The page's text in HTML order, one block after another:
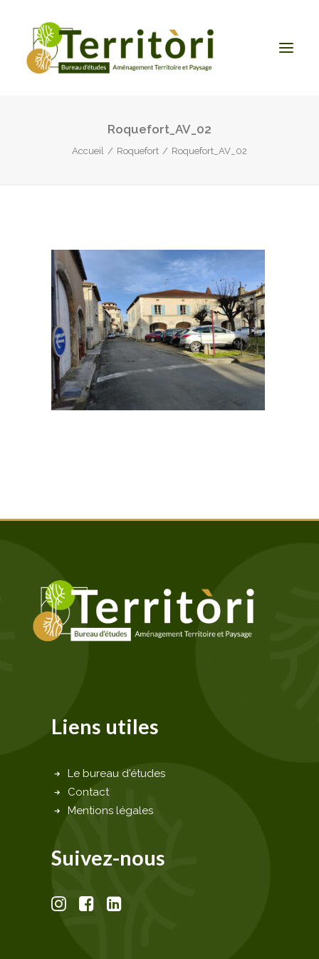
LE BUREAU
Roquefort_AV_02
Accueil Roquefort Roquefort_AV_02
Liens utiles
Le bureau d'études
Contact
Mentions légales
Suivez-nous